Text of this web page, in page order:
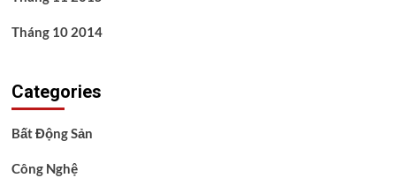
Tháng 10 2014
Categories
Bất Động Sản
Công Nghệ